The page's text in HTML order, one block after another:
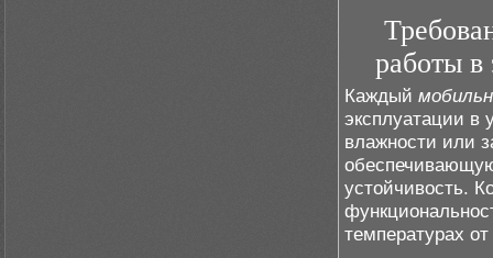
работы в
Каждый
эксплуатации в
влажности или
устойчивость.
температурах